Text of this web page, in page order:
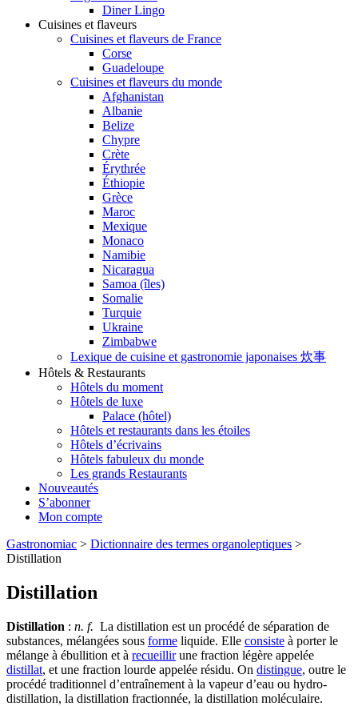
Diner Lingo
Cuisines et flaveurs
Cuisines et flaveurs de France
Corse
Guadeloupe
Cuisines et flaveurs du monde
Afghanistan
Albanie
Belize
Chypre
Crète
Érythrée
Éthiopie
Grèce
Maroc
Mexique
Monaco
Namibie
Nicaragua
Samoa (îles)
Somalie
Turquie
Ukraine
Zimbabwe
Lexique de cuisine et gastronomie japonaises 炊事
Hôtels & Restaurants
Hôtels du moment
Hôtels de luxe
Palace (hôtel)
Hôtels et restaurants dans les étoiles
Hôtels d’écrivains
Hôtels fabuleux du monde
Les grands Restaurants
Nouveautés
S’abonner
Mon compte
Gastronomiac > Dictionnaire des termes organoleptiques >
Distillation
Distillation
Distillation : n. f. La distillation est un procédé de séparation de
substances, mélangées sous forme liquide. Elle consiste à porter le
mélange à ébullition et à recueillirune fraction légère appelée
distillat, et une fraction lourde appelée résidu. On distingue, outre le
procédé traditionnel d’entraînement à la vapeur d’eau ou hydro-
distillation, la distillation fractionnée, la distillation moléculaire.